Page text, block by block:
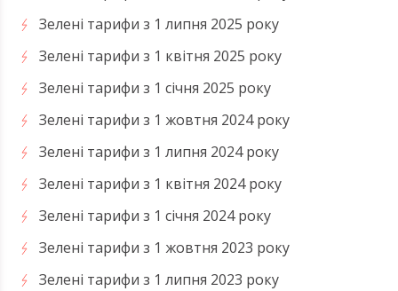
Зелені тарифи з 1 липня 2025 року
Зелені тарифи з 1 квітня 2025 року
Зелені тарифи з 1 січня 2025 року
Зелені тарифи з 1 жовтня 2024 року
Зелені тарифи з 1 липня 2024 року
Зелені тарифи з 1 квітня 2024 року
Зелені тарифи з 1 січня 2024 року
Зелені тарифи з 1 жовтня 2023 року
Зелені тарифи з 1 липня 2023 року